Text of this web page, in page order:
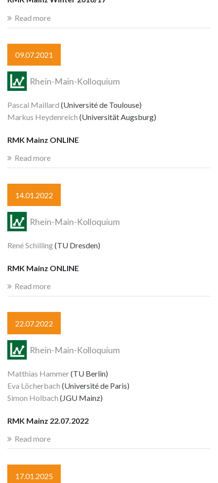
Read more
09.07.2021
Rhein-Main-Kolloquium
Pascal Maillard (Université de Toulouse)
Markus Heydenreich (Universität Augsburg)
RMK Mainz ONLINE
Read more
14.01.2022
Rhein-Main-Kolloquium
René Schilling(TU Dresden)
RMK Mainz ONLINE
Read more
22.07.2022
Rhein-Main-Kolloquium
Matthias Hammer(TU Berlin)
Eva Löcherbach (Université de Paris)
Simon Holbach (JGU Mainz)
RMK Mainz 22.07.2022
Read more
17.01.2025